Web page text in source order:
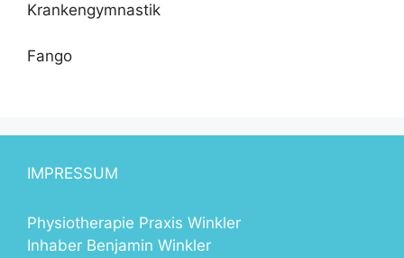
Krankengymnastik
Fango
IMPRESSUM
Physiotherapie Praxis Winkler
Inhaber Benjamin Winkler